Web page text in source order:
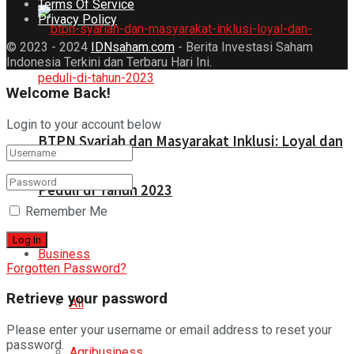
BTPN Syariah dan Masyarakat Inklusi: Loyal dan
Peduli di Tahun 2023
Business
All
Terms Of Service
Privacy Policy
© 2023 - 2024
IDNsaham.com - Berita Investasi Saham
Indonesia Terkini dan Terbaru Hari Ini.
Welcome Back!
Login to your account below
Remember Me
Forgotten Password?
Retrieve your password
Please enter your username or email address to reset your
password.